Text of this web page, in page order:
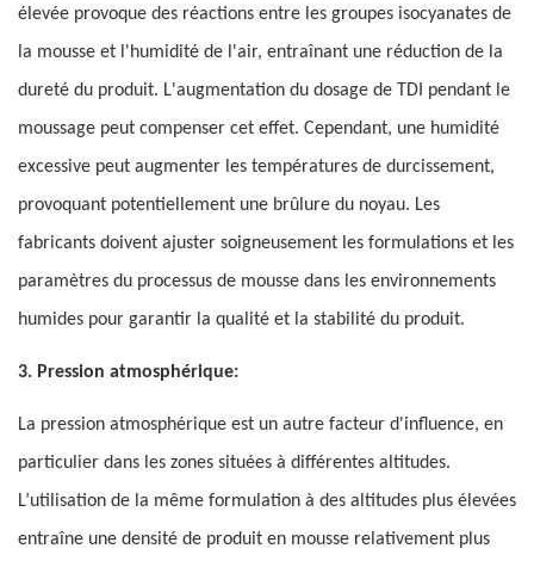
élevée provoque des réactions entre les groupes isocyanates de
la mousse et l'humidité de l'air, entraînant une réduction de la
dureté du produit. L'augmentation du dosage de TDI pendant le
moussage peut compenser cet effet. Cependant, une humidité
excessive peut augmenter les températures de durcissement,
provoquant potentiellement une brûlure du noyau. Les
fabricants doivent ajuster soigneusement les formulations et les
paramètres du processus de mousse dans les environnements
humides pour garantir la qualité et la stabilité du produit.
3. Pression atmosphérique:
La pression atmosphérique est un autre facteur d'influence, en
particulier dans les zones situées à différentes altitudes.
L’utilisation de la même formulation à des altitudes plus élevées
entraîne une densité de produit en mousse relativement plus